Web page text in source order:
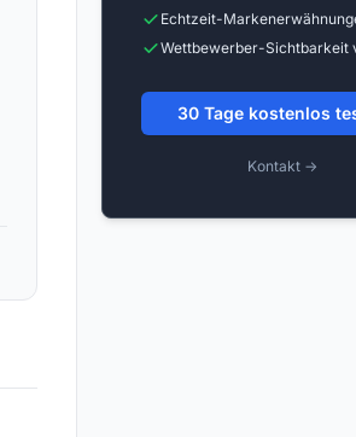
Echtzeit-
Wettbewerber-Sichtbarkeit
30 Tage kostenlos
Kontakt →